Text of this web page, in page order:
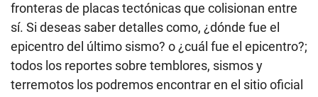
fronteras de placas tectónicas que colisionan entre
sí. Si deseas saber detalles como, ¿dónde fue el
epicentro del último sismo? o ¿cuál fue el epicentro?;
todos los reportes sobre temblores, sismos y
terremotos los podremos encontrar en el sitio oficial